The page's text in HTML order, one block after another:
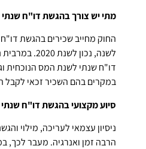
מתי יש צורך בהגשת דו"ח שנתי
לשנה, נכון
במקרים בהם השכיר זכאי לקבל החזרי מס,
סיוע מקצועי בהגשת דו"ח
ניסיון עצמאי לעריכה, מילוי
הרבה זמן ואנרגיה. מעבר לכך,